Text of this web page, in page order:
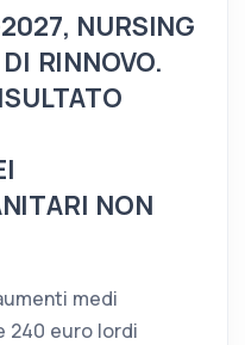
NURSING
RINNOVO.
NON
medi
240 euro lordi